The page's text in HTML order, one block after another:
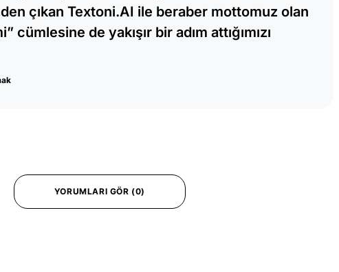
çıkan Textoni.AI ile beraber mottomuz olan
cümlesine de yakışır bir adım attığımızı
YORUMLARI GÖR (0)